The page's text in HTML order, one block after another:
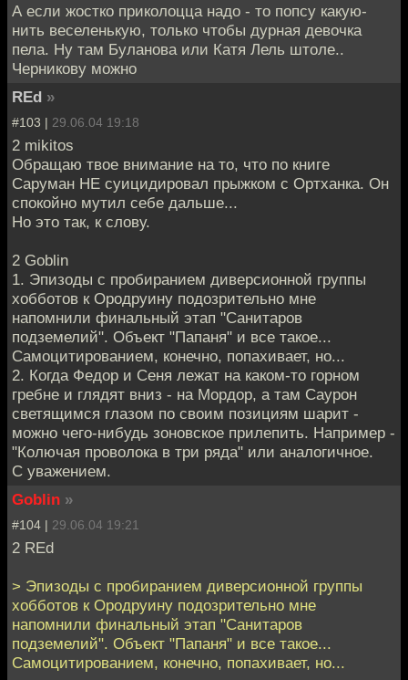
А если жостко приколоцца надо - то попсу какую-
нить веселенькую, только чтобы дурная девочка
пела. Ну там Буланова или Катя Лель штоле..
Черникову можно
REd »
#103 | 29.06.04 19:18
2 mikitos
Обращаю твое внимание на то, что по книге
Саруман НЕ суицидировал прыжком с Ортханка. Он
спокойно мутил себе дальше...
Но это так, к слову.
2 Goblin
1. Эпизоды с пробиранием диверсионной группы
хобботов к Ородруину подозрительно мне
напомнили финальный этап "Санитаров
подземелий". Объект "Папаня" и все такое...
Самоцитированием, конечно, попахивает, но...
2. Когда Федор и Сеня лежат на каком-то горном
гребне и глядят вниз - на Мордор, а там Саурон
светящимся глазом по своим позициям шарит -
можно чего-нибудь зоновское прилепить. Например -
"Колючая проволока в три ряда" или аналогичное.
С уважением.
Goblin »
#104 | 29.06.04 19:21
2 REd
> Эпизоды с пробиранием диверсионной группы
хобботов к Ородруину подозрительно мне
напомнили финальный этап "Санитаров
подземелий". Объект "Папаня" и все такое...
Самоцитированием, конечно, попахивает, но...